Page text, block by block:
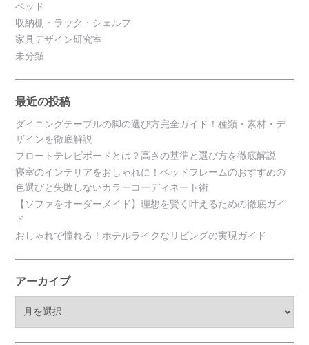
ベッド
収納棚・ラック・シェルフ
家具デザイン研究室
未分類
最近の投稿
ダイニングテーブルの脚の選び方完全ガイド！種類・素材・デ
ザインを徹底解説
フロートテレビボードとは？高さの基準と選び方を徹底解説
寝室のインテリアをおしゃれに！ベッドフレームのおすすめの
色選びと失敗しないカラーコーディネート術
【ソファをオーダーメイド】理想を賢く叶えるための徹底ガイ
ド
おしゃれで憧れる！ホテルライクなリビングの実現ガイド
アーカイブ